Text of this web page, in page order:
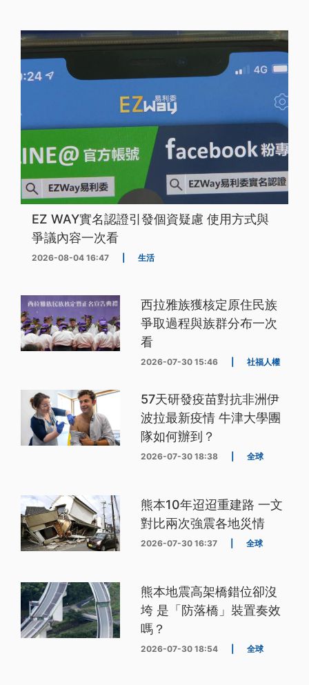
EZ WAY實名認證引發個資疑慮 使用方式與
爭議內容一次看
2026-08-04 16:47 生活
西拉雅族獲核定原住民族
爭取過程與族群分布一次
看
2026-07-30 15:46 社福人權
57天研發疫苗對抗非洲伊
波拉最新疫情 牛津大學團
隊如何辦到？
2026-07-30 18:38 全球
熊本10年迢迢重建路 一文
對比兩次強震各地災情
2026-07-30 16:37 全球
熊本地震高架橋錯位卻沒
垮 是「防落橋」裝置奏效
嗎？
2026-07-30 18:54 全球